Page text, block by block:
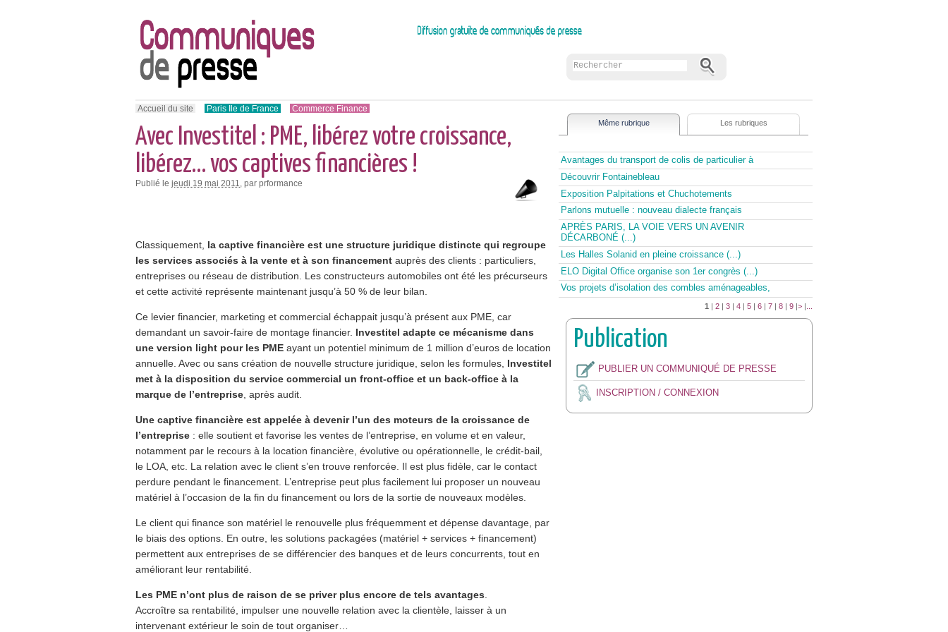
Accueil du site Paris Ile de France Commerce Finance
Avec Investitel : PME, libérez votre croissance,
libérez… vos captives financières !
Publié le jeudi 19 mai 2011 , par prformance
Classiquement, la captive financière est une structure juridique distincte qui regroupe
les services associés à la vente et à son financement auprès des clients : particuliers,
entreprises ou réseau de distribution. Les constructeurs automobiles ont été les précurseurs
et cette activité représente maintenant jusqu’à 50 % de leur bilan.
Ce levier financier, marketing et commercial échappait jusqu’à présent aux PME, car
demandant un savoir-faire de montage financier. Investitel adapte ce mécanisme dans
une version light pour les PME ayant un potentiel minimum de 1 million d’euros de location
annuelle. Avec ou sans création de nouvelle structure juridique, selon les formules, Investitel
met à la disposition du service commercial un front-office et un back-office à la
marque de l’entreprise , après audit.
Une captive financière est appelée à devenir l’un des moteurs de la croissance de
l’entreprise : elle soutient et favorise les ventes de l’entreprise, en volume et en valeur,
notamment par le recours à la location financière, évolutive ou opérationnelle, le crédit-bail,
le LOA, etc. La relation avec le client s’en trouve renforcée. Il est plus fidèle, car le contact
perdure pendant le financement. L’entreprise peut plus facilement lui proposer un nouveau
matériel à l’occasion de la fin du financement ou lors de la sortie de nouveaux modèles.
Le client qui finance son matériel le renouvelle plus fréquemment et dépense davantage, par
le biais des options. En outre, les solutions packagées (matériel + services + financement)
permettent aux entreprises de se différencier des banques et de leurs concurrents, tout en
améliorant leur rentabilité.
Les PME n’ont plus de raison de se priver plus encore de tels avantages
Accroître sa rentabilité, impulser une nouvelle relation avec la clientèle, laisser à un
intervenant extérieur le soin de tout organiser…
Même rubrique Les rubriques
Avantages du transport de colis de particulier à
Découvrir Fontainebleau
Exposition Palpitations et Chuchotements
Parlons mutuelle : nouveau dialecte français
APRÈS PARIS, LA VOIE VERS UN AVENIR
DÉCARBONÉ (...)
Les Halles Solanid en pleine croissance (...)
ELO Digital Office organise son 1er congrès (...)
Vos projets d’isolation des combles aménageables,
1 | 2 | 3 | 4 | 5 | 6 | 7 | 8 | 9 |> |
Publication
PUBLIER UN COMMUNIQUÉ DE PRESSE
INSCRIPTION / CONNEXION